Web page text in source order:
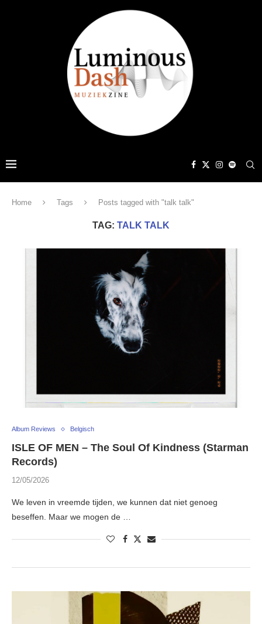
Home Tags Posts tagged with "talk talk"
TAG: TALK TALK
Album Reviews Belgisch
ISLE OF MEN – The Soul Of Kindness (Starman
Records)
12/05/2026
We leven in vreemde tijden, we kunnen dat niet genoeg
beseffen. Maar we mogen de …